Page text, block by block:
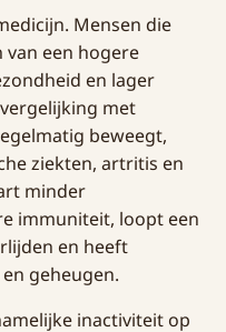
Mensen die
een hogere
en lager
met
beweegt,
ziekten, artritis en
minder
immuniteit, loopt een
en heeft
geheugen.
inactiviteit op